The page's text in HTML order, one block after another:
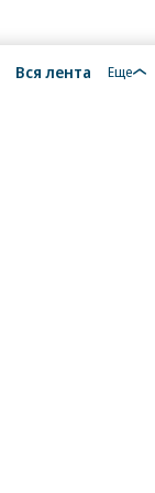
Вся лента Еще